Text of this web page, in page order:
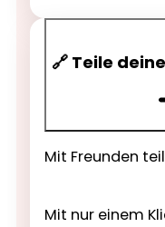
🔗 Teile
Mit Freunden
Mit nur einem